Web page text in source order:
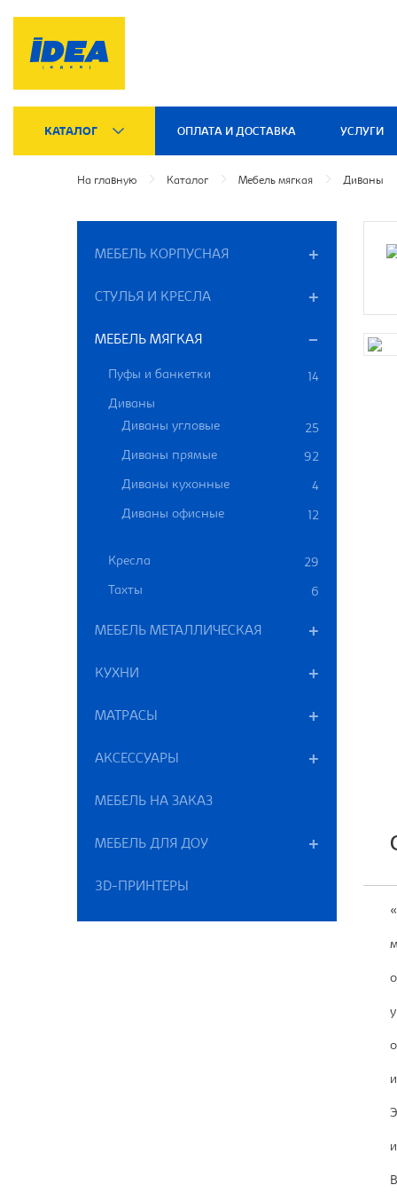
КАТАЛОГ ОПЛАТА И ДОСТАВКА УСЛУГИ
На главную Каталог Мебель мягкая Диваны
МЕБЕЛЬ КОРПУСНАЯ
СТУЛЬЯ И КРЕСЛА
МЕБЕЛЬ МЯГКАЯ
Пуфы и банкетки
14
Диваны
Диваны угловые
25
Диваны прямые
92
Диваны кухонные 4
Диваны офисные 12
Кресла 29
Тахты 6
МЕБЕЛЬ МЕТАЛЛИЧЕСКАЯ
КУХНИ
МАТРАСЫ
АКСЕССУАРЫ
МЕБЕЛЬ НА ЗАКАЗ
МЕБЕЛЬ ДЛЯ ДОУ
3D-ПРИНТЕРЫ